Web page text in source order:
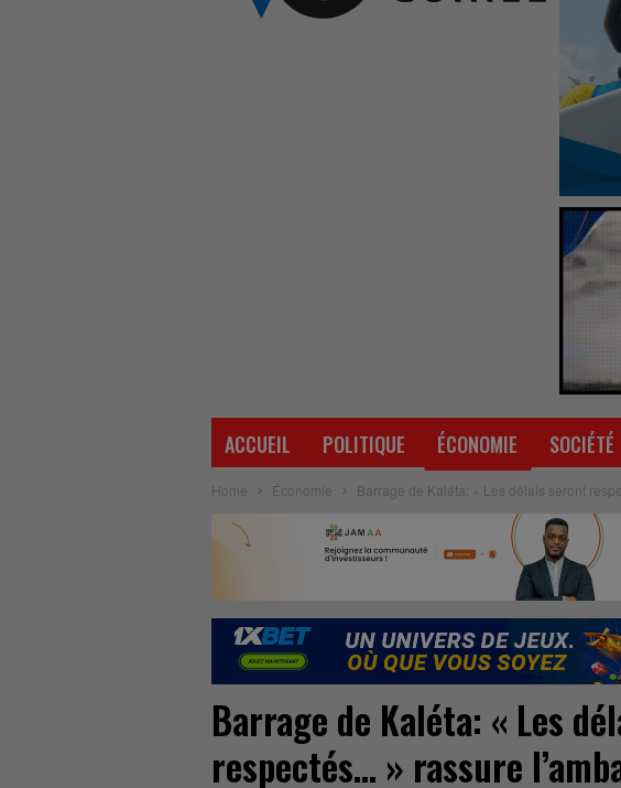
ACCUEIL POLITIQUE ÉCONOMIE SOCIÉTÉ
Home Économie Barrage de Kaléta: « Les délais seront
Barrage de Kaléta: « Les
respectés… » rassure